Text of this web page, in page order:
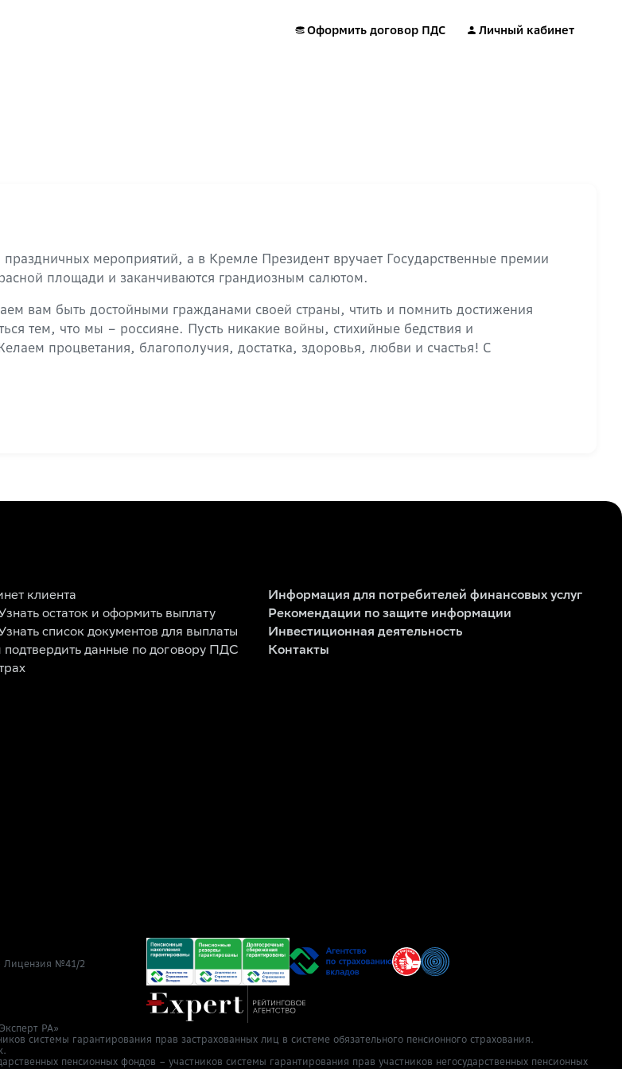
Оформить договор ПДС Личный кабинет
мероприятий, а в Кремле Президент вручает Государственные премии
площади и заканчиваются грандиозным салютом.
вам быть достойными гражданами своей страны, чтить и помнить достижения
тем, что мы – россияне. Пусть никакие войны, стихийные бедствия и
процветания, благополучия, достатка, здоровья, любви и счастья! С
клиента
остаток и оформить выплату
список документов для выплаты
подтвердить данные по договору ПДС
Информация для потребителей финансовых услуг
Рекомендации по защите информации
Инвестиционная деятельность
Контакты
Лицензия №41/2
РА»
системы гарантирования прав застрахованных лиц в системе обязательного пенсионного страхования.
пенсионных фондов – участников системы гарантирования прав участников негосударственных пенсионных